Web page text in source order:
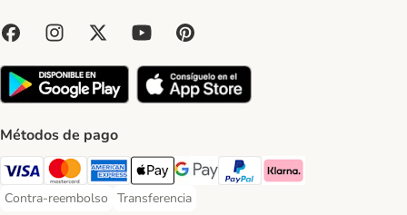
Métodos de pago
Visa Payment Method
Mastercard Payment Method
American Express Payment Method
Apple Pay Payment Method
Google Pay Payment Method
PayPal Payment Method
Klarna Payment Method
Contra-reembolso
Contra-reembolso Payment Method
Transferencia
Transferencia Payment Method